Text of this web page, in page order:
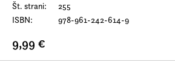
Št. strani
255
ISBN
978-961-242-614-9
9,99 €